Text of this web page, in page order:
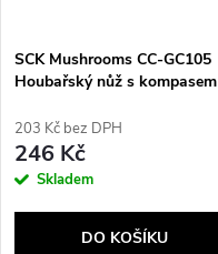
SCK Mushrooms CC-GC105
Houbařský nůž s kompasem
203 Kč bez DPH
246 Kč
Skladem
DO KOŠÍKU